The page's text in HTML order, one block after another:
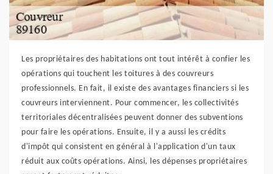
Les propriétaires des habitations ont tout intérêt à confier les
opérations qui touchent les toitures à des couvreurs
professionnels. En fait, il existe des avantages financiers si les
couvreurs interviennent. Pour commencer, les collectivités
territoriales décentralisées peuvent donner des subventions
pour faire les opérations. Ensuite, il y a aussi les crédits
d'impôt qui consistent en général à l'application d'un taux
réduit aux coûts opérations. Ainsi, les dépenses propriétaires